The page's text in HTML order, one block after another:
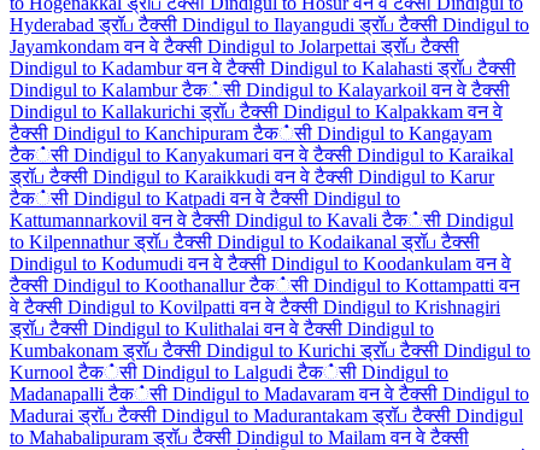
Hyderabad ड्रॉப टैक्सी Dindigul to Ilayangudi ड्रॉப टैक्सी Dindigul to
Jayamkondam वन वे टैक्सी Dindigul to Jolarpettai ड्रॉப टैक्सी
Dindigul to Kadambur वन वे टैक्सी Dindigul to Kalahasti ड्रॉப टैक्सी
Dindigul to Kalambur टैक்सी Dindigul to Kalayarkoil वन वे टैक्सी
Dindigul to Kallakurichi ड्रॉப टैक्सी Dindigul to Kalpakkam वन वे
टैक्सी Dindigul to Kanchipuram टैक்सी Dindigul to Kangayam
टैक்सी Dindigul to Kanyakumari वन वे टैक्सी Dindigul to Karaikal
ड्रॉப टैक्सी Dindigul to Karaikkudi वन वे टैक्सी Dindigul to Karur
टैक்सी Dindigul to Katpadi वन वे टैक्सी Dindigul to
Kattumannarkovil वन वे टैक्सी Dindigul to Kavali टैक்सी Dindigul
to Kilpennathur ड्रॉப टैक्सी Dindigul to Kodaikanal ड्रॉப टैक्सी
Dindigul to Kodumudi वन वे टैक्सी Dindigul to Koodankulam वन वे
टैक्सी Dindigul to Koothanallur टैक்सी Dindigul to Kottampatti वन
वे टैक्सी Dindigul to Kovilpatti वन वे टैक्सी Dindigul to Krishnagiri
ड्रॉப टैक्सी Dindigul to Kulithalai वन वे टैक्सी Dindigul to
Kumbakonam ड्रॉப टैक्सी Dindigul to Kurichi ड्रॉப टैक्सी Dindigul to
Kurnool टैक்सी Dindigul to Lalgudi टैक்सी Dindigul to
Madanapalli टैक்सी Dindigul to Madavaram वन वे टैक्सी Dindigul to
Madurai ड्रॉப टैक्सी Dindigul to Madurantakam ड्रॉப टैक्सी Dindigul
to Mahabalipuram ड्रॉப टैक्सी Dindigul to Mailam वन वे टैक्सी